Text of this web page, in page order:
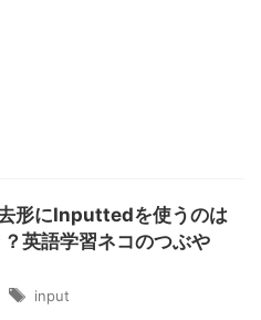
形にInputtedを使うのは
英語学習ネコのつぶや
input